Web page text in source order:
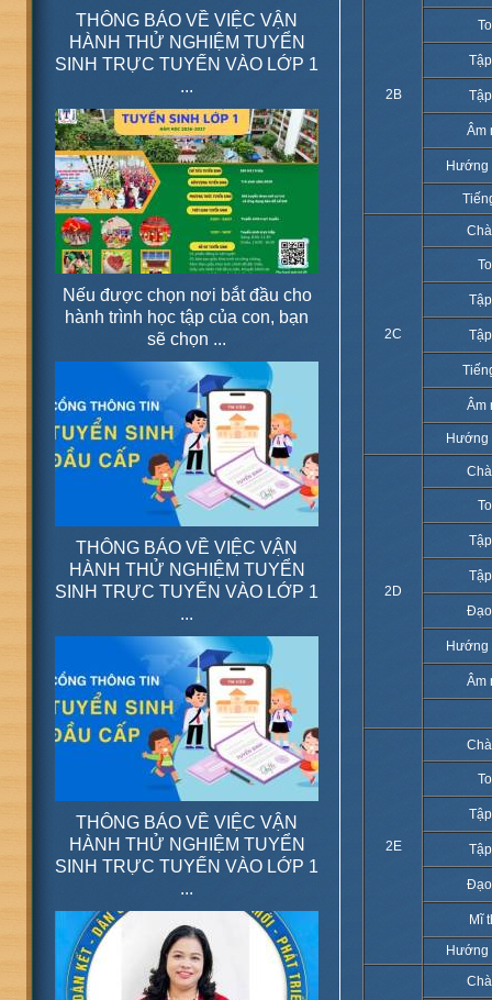
THÔNG BÁO VỀ VIỆC VẬN
HÀNH THỬ NGHIỆM TUYỂN
SINH TRỰC TUYẾN VÀO LỚP 1
...
Nếu được chọn nơi bắt đầu cho
hành trình học tập của con, bạn
sẽ chọn ...
THÔNG BÁO VỀ VIỆC VẬN
HÀNH THỬ NGHIỆM TUYỂN
SINH TRỰC TUYẾN VÀO LỚP 1
...
THÔNG BÁO VỀ VIỆC VẬN
HÀNH THỬ NGHIỆM TUYỂN
SINH TRỰC TUYẾN VÀO LỚP 1
...
2B
Âm
Hướng
2C
Âm
Hướng
2D
Hướng
Âm
2E
Mĩ
Hướng